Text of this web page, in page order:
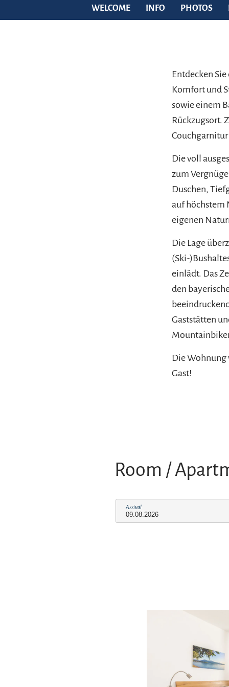
WELCOME INFO PHOTOS
Entdecken
Komfort und
sowie einem
Rückzugsort.
Die voll
zum
Duschen,
auf höchstem
eigenen
Die Lage
(Ski-
einlädt. Das
den
Gaststätten
Die Wohnung
Gast!
Room /
Arrival